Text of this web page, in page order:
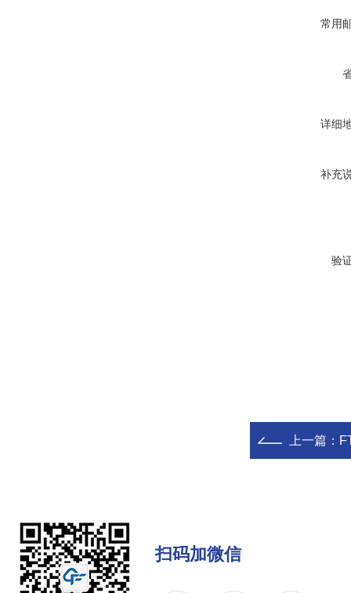
常用
详细
补充
验
上一篇：
扫码加微信